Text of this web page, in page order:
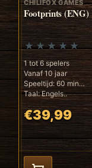
CHILIFOX GAMES
Footprints (ENG)
1 tot 6 spelers
Vanaf 10 jaar
Speeltijd: 60 min
Taal: Engels..
€39,99